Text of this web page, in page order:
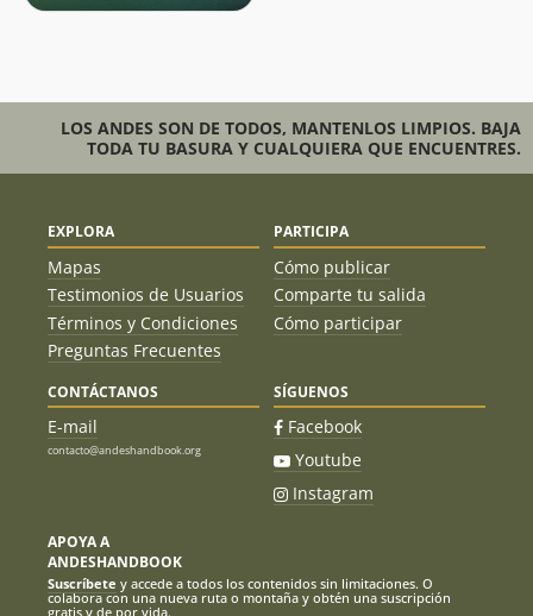
LOS ANDES SON DE TODOS, MANTENLOS LIMPIOS. BAJA
TODA TU BASURA Y CUALQUIERA QUE ENCUENTRES.
EXPLORA
Mapas
Testimonios de Usuarios
Términos y Condiciones
Preguntas Frecuentes
PARTICIPA
Cómo publicar
Comparte tu salida
Cómo participar
CONTÁCTANOS
E-mail
contacto@andeshandbook.org
SÍGUENOS
Facebook
Youtube
Instagram
APOYA A
ANDESHANDBOOK
Suscríbete y accede a todos los contenidos sin limitaciones. O
colabora con una nueva ruta o montaña y obtén una suscripción
gratis y de por vida.